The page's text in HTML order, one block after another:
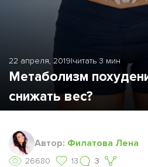
22 апреля, 2019|читать 3 мин
Метаболизм
снижать вес?
Автор: Филатова Лена
26680 13 3